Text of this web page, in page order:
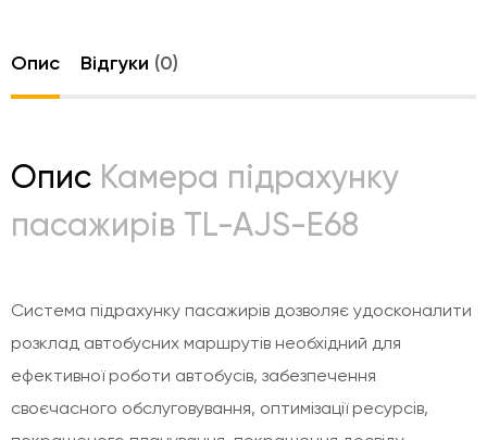
Опис Відгуки (0)
Опис Камера підрахунку
пасажирів TL-AJS-E68
Система підрахунку пасажирів дозволяє удосконалити
розклад автобусних маршрутів необхідний для
ефективної роботи автобусів, забезпечення
своєчасного обслуговування, оптимізації ресурсів,